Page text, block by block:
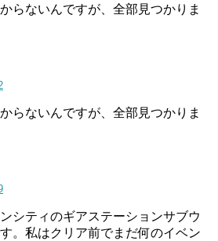
らないんですが、全部見つかりま
らないんですが、全部見つかりま
シティのギアステーションサブウ
。私はクリア前でまだ何のイベン